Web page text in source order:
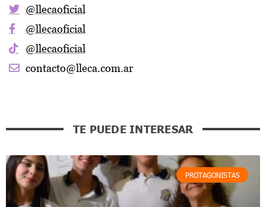
@llecaoficial
@llecaoficial
@llecaoficial
contacto@lleca.com.ar
TE PUEDE INTERESAR
PROTAGONISTAS